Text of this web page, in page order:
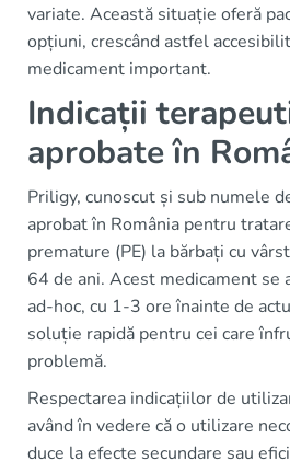
variate. Această situație oferă
opțiuni, crescând astfel
medicament important.
Indicații
aprobate în
Priligy, cunoscut și sub numele
aprobat în România pentru
premature (PE) la bărbați cu
64 de ani. Acest medicament se
ad-hoc, cu 1-3 ore înainte de
soluție rapidă pentru cei care
problemă.
Respectarea indicațiilor de
având în vedere că o utilizare
duce la efecte secundare sau